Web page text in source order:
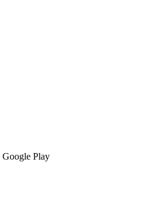
Google Play